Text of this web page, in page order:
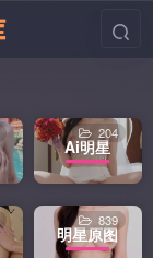
Ai明星
204
明星原图
839